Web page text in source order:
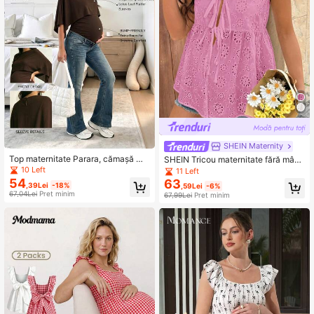
Top maternitate Parara, cămașă ma
ternitate plisată, maro, cu guler rotu
nd, mânecă 3/4, siluetă mulată
10 Left
54 ,39Lei -18%
67,04Lei Preț minim
SHEIN Maternity
SHEIN Tricou maternitate fără mâne
ci cu broderie florală și nod în față
11 Left
63 ,59Lei -6%
67,99Lei Preț minim